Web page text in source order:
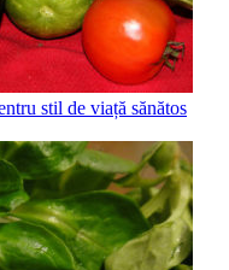
stil de viață sănătos